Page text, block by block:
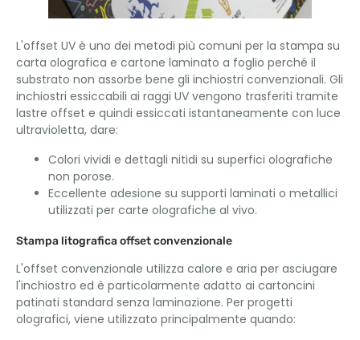
L'offset UV è uno dei metodi più comuni per la stampa su
carta olografica e cartone laminato a foglio perché il
substrato non assorbe bene gli inchiostri convenzionali. Gli
inchiostri essiccabili ai raggi UV vengono trasferiti tramite
lastre offset e quindi essiccati istantaneamente con luce
ultravioletta, dare:
Colori vividi e dettagli nitidi su superfici olografiche
non porose.
Eccellente adesione su supporti laminati o metallici
utilizzati per carte olografiche al vivo.
Stampa litografica offset convenzionale
L'offset convenzionale utilizza calore e aria per asciugare
l'inchiostro ed è particolarmente adatto ai cartoncini
patinati standard senza laminazione. Per progetti
olografici, viene utilizzato principalmente quando: